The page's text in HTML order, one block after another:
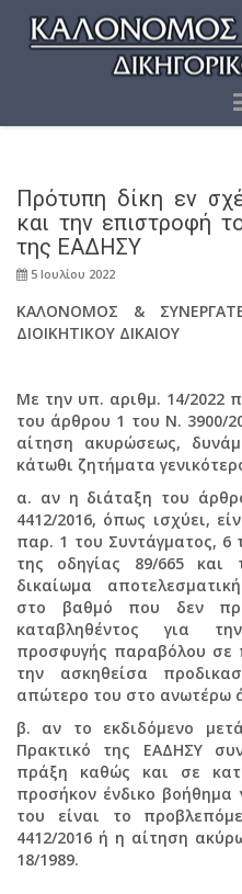
Πρότυπη δίκη εν
και την επιστροφή
της ΕΑΔΗΣΥ
5 Ιουλίου 2022
ΚΑΛΟΝΟΜΟΣ &
ΔΙΟΙΚΗΤΙΚΟΥ ΔΙΚΑΙΟΥ
Με την υπ. αριθμ. 14/2022
του άρθρου 1 του Ν. 3900/
αίτηση ακυρώσεως,
κάτωθι ζητήματα
α. αν η διάταξη του
4412/2016, όπως ισχύει,
παρ. 1 του Συντάγματος, 6
της οδηγίας 89/665
δικαίωμα
στο βαθμό που δεν
καταβληθέντος για
προσφυγής παραβόλου σε
την ασκηθείσα
απώτερο του στο ανωτέρω
β. αν το εκδιδόμενο
Πρακτικό της ΕΑΔΗΣΥ
πράξη καθώς και σε
προσήκον ένδικο βοήθημα
του είναι το
4412/2016 ή η αίτηση
18/1989.